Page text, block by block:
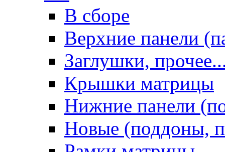
В сборе
Верхние панели
Заглушки,
Крышки матрицы
Нижние панели
Новые (поддоны,